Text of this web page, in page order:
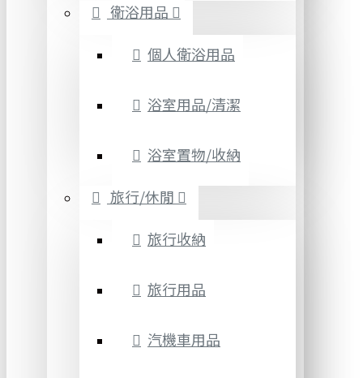
衛浴用品
個人衛浴用品
浴室用品/清潔
浴室置物/收納
旅行/休閒
旅行收納
旅行用品
汽機車用品